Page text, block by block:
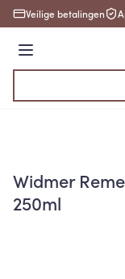
Ga naar de inhoud
Veilige betalingen
Menu
Widmer
250ml